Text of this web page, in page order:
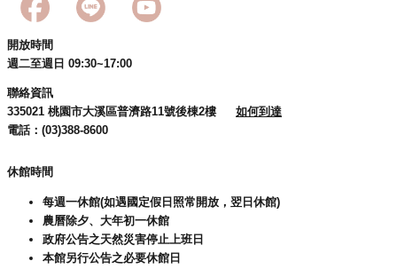
工
地
出
版
品
文
商
品
開放時間
週二至週日 09:30~17:00
聯絡資訊
335021 桃園市大溪區普濟路11號後棟2樓
如何到達
電話：(03)388-8600
休館時間
每週一休館(如遇國定假日照常開放，翌日休館)
農曆除夕、大年初一休館
政府公告之天然災害停止上班日
本館另行公告之必要休館日